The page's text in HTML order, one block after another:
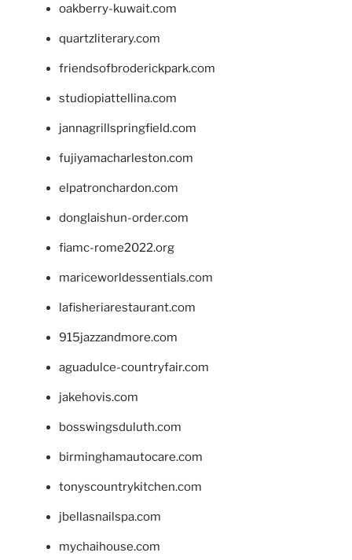
oakberry-kuwait.com
quartzliterary.com
friendsofbroderickpark.com
studiopiattellina.com
jannagrillspringfield.com
fujiyamacharleston.com
elpatronchardon.com
donglaishun-order.com
fiamc-rome2022.org
mariceworldessentials.com
lafisheriarestaurant.com
915jazzandmore.com
aguadulce-countryfair.com
jakehovis.com
bosswingsduluth.com
birminghamautocare.com
tonyscountrykitchen.com
jbellasnailspa.com
mychaihouse.com